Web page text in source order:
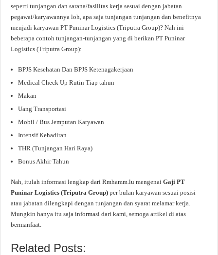
seperti tunjangan dan sarana/fasilitas kerja sesuai dengan jabatan
pegawai/karyawannya loh, apa saja tunjangan tunjangan dan benefitnya
menjadi karyawan PT Puninar Logistics (Triputra Group)? Nah ini
beberapa contoh tunjangan-tunjangan yang di berikan PT Puninar
Logistics (Triputra Group):
BPJS Kesehatan Dan BPJS Ketenagakerjaan
Medical Check Up Rutin Tiap tahun
Makan
Uang Transportasi
Mobil / Bus Jemputan Karyawan
Intensif Kehadiran
THR (Tunjangan Hari Raya)
Bonus Akhir Tahun
Nah, itulah informasi lengkap dari Rmhamm.lu mengenaiGaji PT
Puninar Logistics (Triputra Group)per bulan karyawan sesuai posisi
atau jabatan dilengkapi dengan tunjangan dan syarat melamar kerja.
Mungkin hanya itu saja informasi dari kami, semoga artikel di atas
bermanfaat.
Related Posts: